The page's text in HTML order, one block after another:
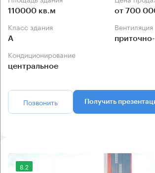
110000 кв.м от 700
Класс здания
А
Вентиляция
Кондиционирование
центральное
Позвонить Получить
8.2